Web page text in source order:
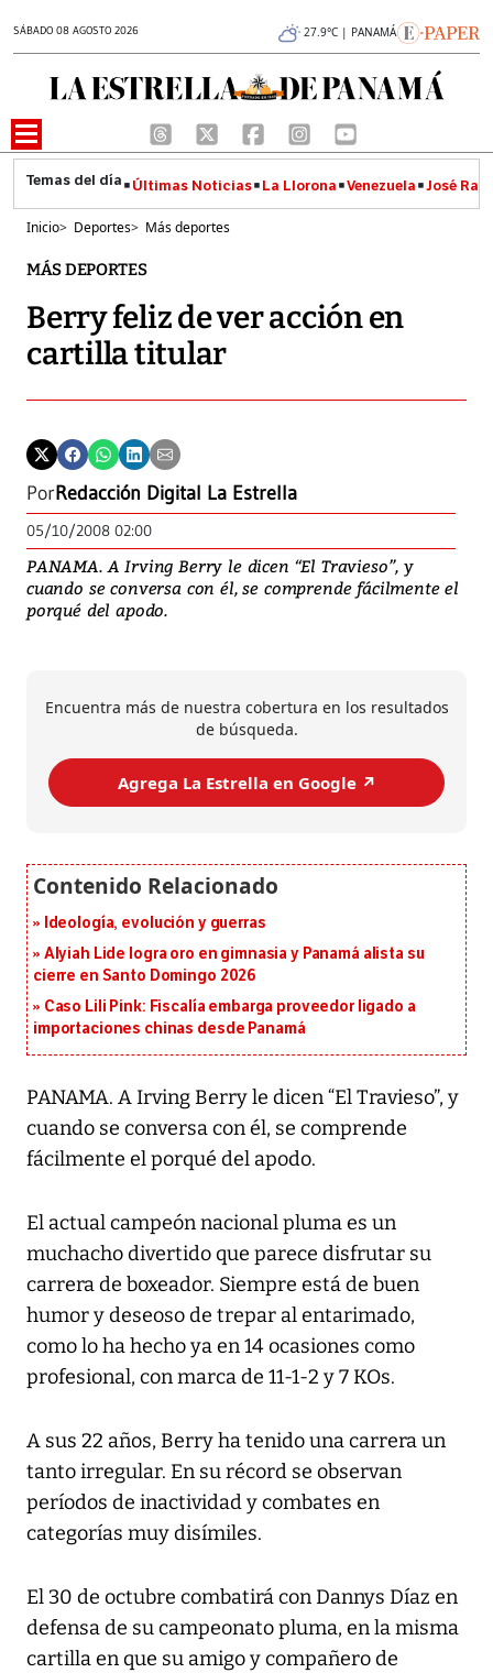
SÁBADO 08 AGOSTO 2026 27.9°C | PANAMÁ
Últimas Noticias La Llorona Venezuela José
Inicio> Deportes> Más deportes
MÁS DEPORTES
Berry feliz de ver acción en
cartilla titular
PorRedacción Digital La Estrella
05/10/2008 02:00
PANAMA. A Irving Berry le dicen “El Travieso”, y
cuando se conversa con él, se comprende fácilmente el
porqué del apodo.
Encuentra más de nuestra cobertura en los resultados
de búsqueda.
Agrega La Estrella en Google ↗️
Ideología, evolución y guerras
Alyiah Lide logra oro en gimnasia y Panamá alista su
cierre en Santo Domingo 2026
Caso Lili Pink: Fiscalía embarga proveedor ligado a
importaciones chinas desde Panamá
PANAMA. A Irving Berry le dicen “El Travieso”, y
cuando se conversa con él, se comprende
fácilmente el porqué del apodo.
El actual campeón nacional pluma es un
muchacho divertido que parece disfrutar su
carrera de boxeador. Siempre está de buen
humor y deseoso de trepar al entarimado,
como lo ha hecho ya en 14 ocasiones como
profesional, con marca de 11-1-2 y 7 KOs.
A sus 22 años, Berry ha tenido una carrera un
tanto irregular. En su récord se observan
períodos de inactividad y combates en
categorías muy disímiles.
El 30 de octubre combatirá con Dannys Díaz en
defensa de su campeonato pluma, en la misma
cartilla en que su amigo y compañero de